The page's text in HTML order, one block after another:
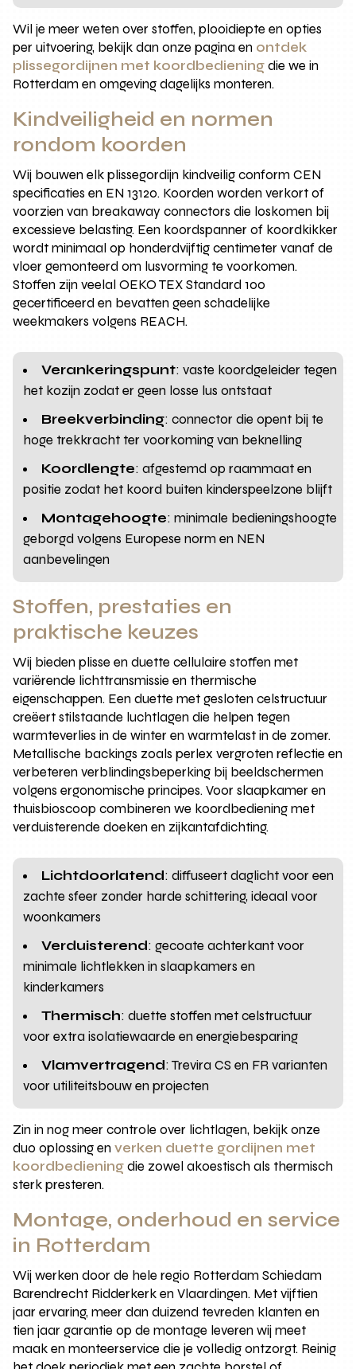
Wil je meer weten over stoffen, plooidiepte en opties
per uitvoering, bekijk dan onze pagina en ontdek
plissegordijnen met koordbedieningdie we in
Rotterdam en omgeving dagelijks monteren.
Kindveiligheid en normen
rondom koorden
Wij bouwen elk plissegordijn kindveilig conform CEN
specificaties en EN 13120. Koorden worden verkort of
voorzien van breakaway connectors die loskomen bij
excessieve belasting. Een koordspanner of koordkikker
wordt minimaal op honderdvijftig centimeter vanaf de
vloer gemonteerd om lusvorming te voorkomen.
Stoffen zijn veelal OEKO TEX Standard 100
gecertificeerd en bevatten geen schadelijke
weekmakers volgens REACH.
Verankeringspunt: vaste koordgeleider tegen
het kozijn zodat er geen losse lus ontstaat
Breekverbinding: connector die opent bij te
hoge trekkracht ter voorkoming van beknelling
Koordlengte: afgestemd op raammaat en
positie zodat het koord buiten kinderspeelzone blijft
Montagehoogte: minimale bedieningshoogte
geborgd volgens Europese norm en NEN
aanbevelingen
Stoffen, prestaties en
praktische keuzes
Wij bieden plisse en duette cellulaire stoffen met
variërende lichttransmissie en thermische
eigenschappen. Een duette met gesloten celstructuur
creëert stilstaande luchtlagen die helpen tegen
warmteverlies in de winter en warmtelast in de zomer.
Metallische backings zoals perlex vergroten reflectie en
verbeteren verblindingsbeperking bij beeldschermen
volgens ergonomische principes. Voor slaapkamer en
thuisbioscoop combineren we koordbediening met
verduisterende doeken en zijkantafdichting.
Lichtdoorlatend: diffuseert daglicht voor een
zachte sfeer zonder harde schittering, ideaal voor
woonkamers
Verduisterend: gecoate achterkant voor
minimale lichtlekken in slaapkamers en
kinderkamers
Thermisch: duette stoffen met celstructuur
voor extra isolatiewaarde en energiebesparing
Vlamvertragend: Trevira CS en FR varianten
voor utiliteitsbouw en projecten
Zin in nog meer controle over lichtlagen, bekijk onze
duo oplossing enverken duette gordijnen met
koordbedieningdie zowel akoestisch als thermisch
sterk presteren.
Montage, onderhoud en service
in Rotterdam
Wij werken door de hele regio Rotterdam Schiedam
Barendrecht Ridderkerk en Vlaardingen. Met vijftien
jaar ervaring, meer dan duizend tevreden klanten en
tien jaar garantie op de montage leveren wij meet
maak en monteerservice die je volledig ontzorgt. Reinig